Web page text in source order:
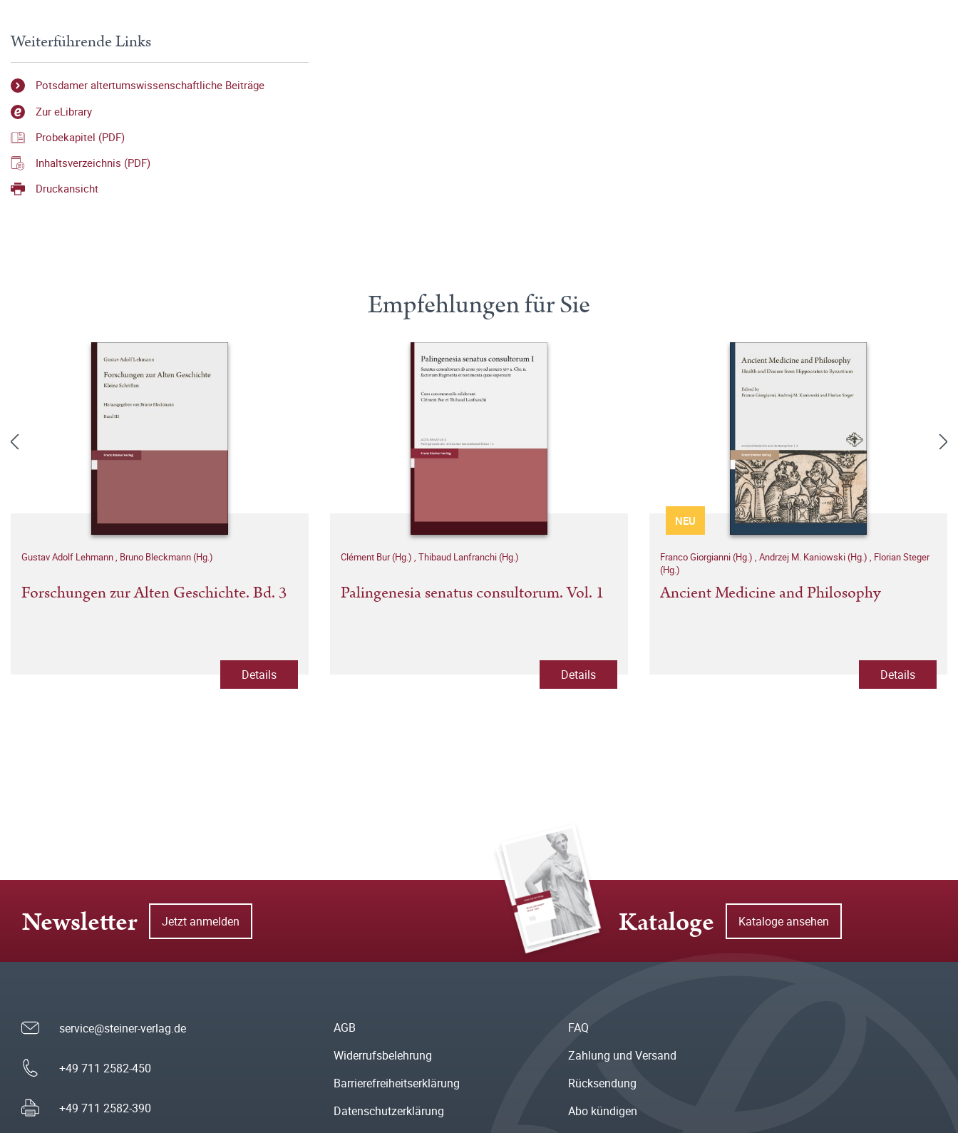
Weiterführende Links
Potsdamer altertumswissenschaftliche Beiträge
Zur eLibrary
Probekapitel (PDF)
Inhaltsverzeichnis (PDF)
Druckansicht
Empfehlungen für Sie
Gustav Adolf Lehmann, Bruno Bleckmann (Hg.)
Forschungen zur Alten Geschichte. Bd. 3
Details
Clément Bur (Hg.) , Thibaud Lanfranchi (Hg.)
Palingenesia senatus consultorum. Vol. 1
Details
NEU
Franco Giorgianni (Hg.) , Andrzej M. Kaniowski (Hg.) , Florian Steger
(Hg.)
Ancient Medicine and Philosophy
Details
Newsletter Jetzt anmelden Kataloge Kataloge ansehen
service@steiner-verlag.de
+49 711 2582-450
+49 711 2582-390
AGB
Widerrufsbelehrung
Barrierefreiheitserklärung
Datenschutzerklärung
FAQ
Zahlung und Versand
Rücksendung
Abo kündigen